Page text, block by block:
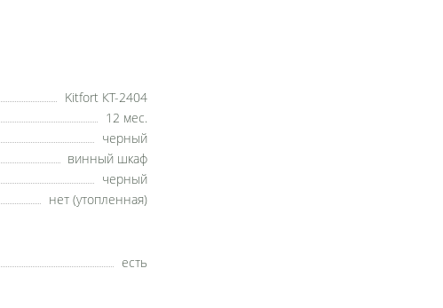
Kitfort КТ-2404
12 мес.
черный
винный шкаф
черный
нет (утопленная)
есть